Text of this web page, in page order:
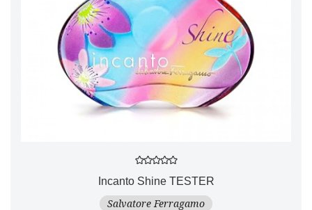
Incanto Shine TESTER
Salvatore Ferragamo